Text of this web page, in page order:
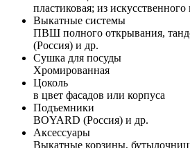
пластиковая; из искусственного
Выкатные системы
ПВШ полного открывания,
(Россия) и др.
Сушка для посуды
Хромированная
Цоколь
в цвет фасадов или корпуса
Подъемники
BOYARD (Россия) и др.
Аксессуары
Выкатные корзины,